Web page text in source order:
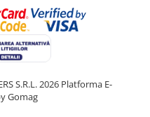
S.R.L. 2026 Platforma E-
Gomag